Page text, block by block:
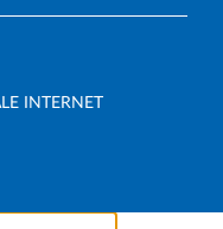
INTERNET